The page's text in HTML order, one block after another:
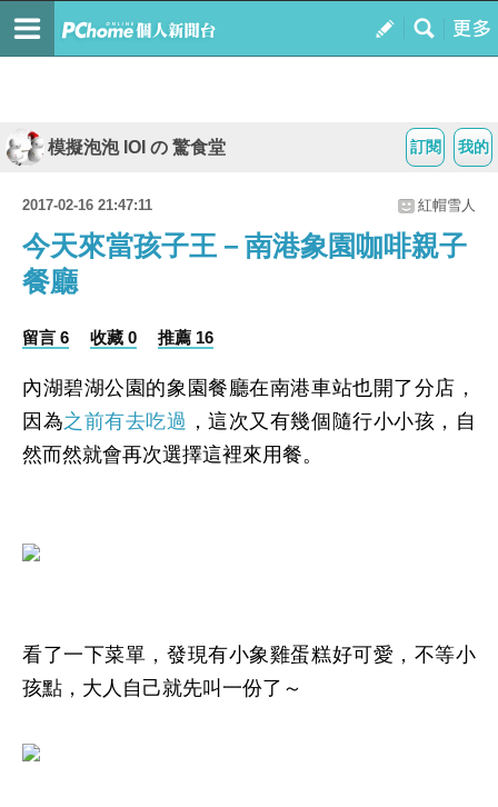
我的
訂閱
模擬泡泡 IOI の 驚食堂
2017-02-16 21:47:11 紅帽雪人
今天來當孩子王－南港象園咖啡親子
餐廳
留言 6 收藏 0 推薦 16
內湖碧湖公園的象園餐廳在南港車站也開了分店，
因為之前有去吃過 ，這次又有幾個隨行小小孩，自
然而然就會再次選擇這裡來用餐。
看了一下菜單，發現有小象雞蛋糕好可愛，不等小
孩點，大人自己就先叫一份了～